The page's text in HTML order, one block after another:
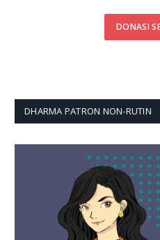
DONASI
DHARMA PATRON NON-RUTIN